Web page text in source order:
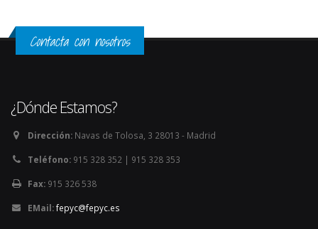
Contacta con nosotros
¿Dónde Estamos?
Dirección: Navas de Tolosa, 3 28013 - Madrid
Teléfono: 915 328 352 | 915 328 353
Fax: 915 326 538
EMail:fepyc@fepyc.es